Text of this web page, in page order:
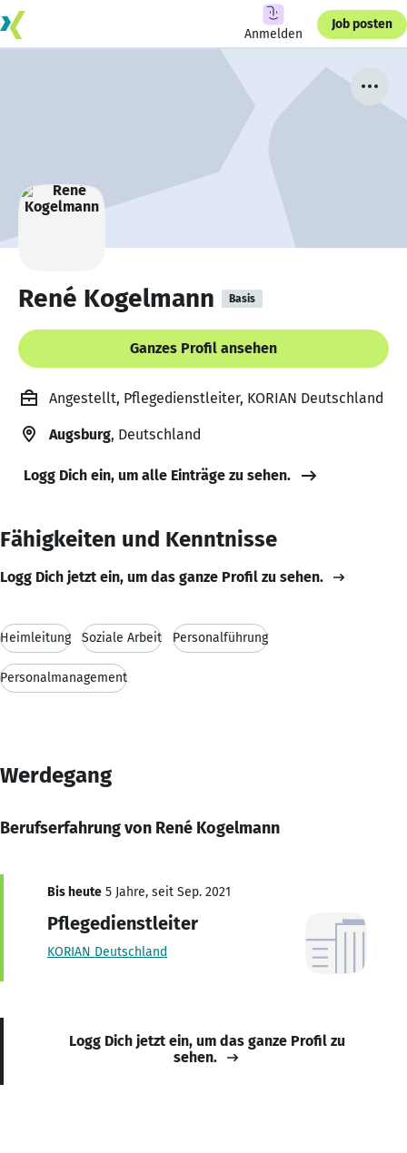
Anmelden
Job posten
René Kogelmann Basis
Ganzes Profil ansehen
Angestellt, Pflegedienstleiter, KORIAN Deutschland
Augsburg, Deutschland
Logg Dich ein, um alle Einträge zu sehen.
Fähigkeiten und Kenntnisse
Logg Dich jetzt ein, um das ganze Profil zu sehen.
Heimleitung Soziale Arbeit Personalführung
Personalmanagement
Werdegang
Berufserfahrung von René Kogelmann
Bis heute 5 Jahre, seit Sep. 2021
Pflegedienstleiter
KORIAN Deutschland
Logg Dich jetzt ein, um das ganze Profil zu
sehen.